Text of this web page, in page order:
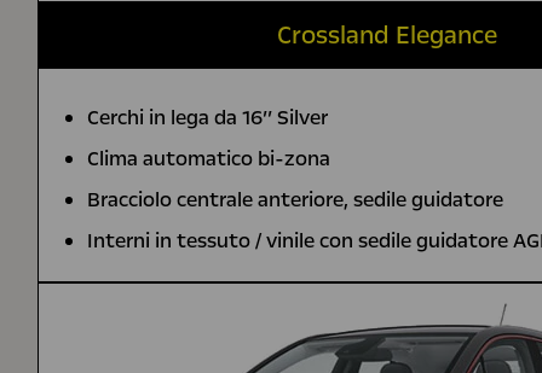
Crossland Elegance
Cerchi in lega da 16’’ Silver
Clima automatico bi-zona
Bracciolo centrale anteriore, sedile guidatore
Interni in tessuto / vinile con sedile guidatore